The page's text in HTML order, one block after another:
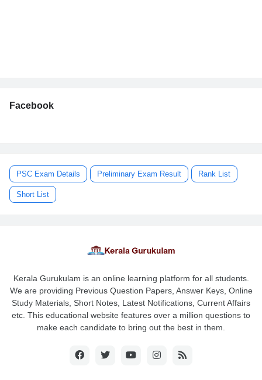
Facebook
PSC Exam Details Preliminary Exam Result Rank List
Short List
Kerala Gurukulam is an online learning platform for all students.
We are providing Previous Question Papers, Answer Keys, Online
Study Materials, Short Notes, Latest Notifications, Current Affairs
etc. This educational website features over a million questions to
make each candidate to bring out the best in them.